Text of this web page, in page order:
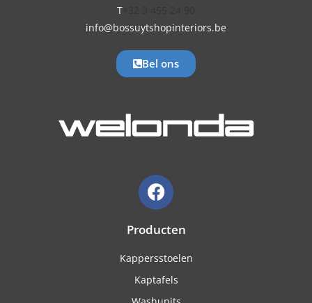
T
info@bossuytshopinteriors.be
Bel ons
Producten
Kappersstoelen
Kaptafels